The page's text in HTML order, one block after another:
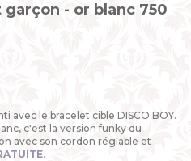
- or blanc 750
avec le bracelet cible DISCO BOY.
c'est la version funky du
avec son cordon réglable et
.